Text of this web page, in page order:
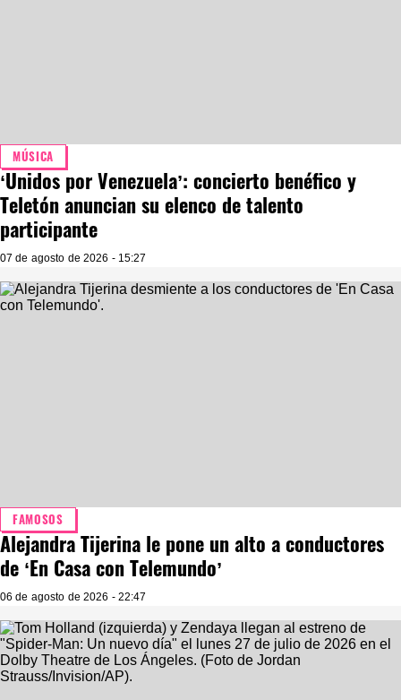
MÚSICA
‘Unidos por Venezuela’: concierto benéfico y
Teletón anuncian su elenco de talento
participante
07 de agosto de 2026 - 15:27
FAMOSOS
Alejandra Tijerina le pone un alto a conductores
de ‘En Casa con Telemundo’
06 de agosto de 2026 - 22:47